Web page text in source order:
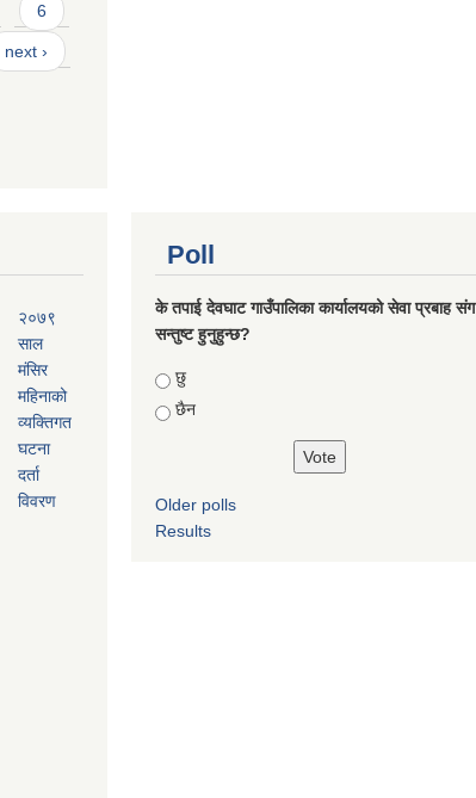
6
next ›
२०७९
साल
मंसिर
महिनाको
व्यक्तिगत
घटना
दर्ता
विवरण
Poll
के तपाई देवघाट गाउँपालिका कार्यालयको सेवा प्रबाह संग
सन्तुष्ट हुनुहुन्छ?
Choices
छु
छैन
Older polls
Results